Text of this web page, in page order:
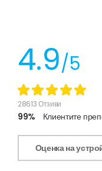
4.9/5
28613 Отзиви
99% Клиентите
Оценка на